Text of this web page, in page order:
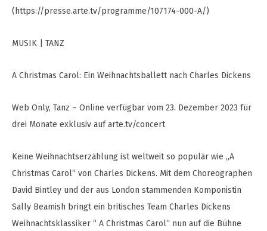
(https://presse.arte.tv/programme/107174-000-A/)
MUSIK | TANZ
A Christmas Carol: Ein Weihnachtsballett nach Charles Dickens
Web Only, Tanz – Online verfügbar vom 23. Dezember 2023 für
drei Monate exklusiv auf arte.tv/concert
Keine Weihnachtserzählung ist weltweit so populär wie „A
Christmas Carol“ von Charles Dickens. Mit dem Choreographen
David Bintley und der aus London stammenden Komponistin
Sally Beamish bringt ein britisches Team Charles Dickens
Weihnachtsklassiker “ A Christmas Carol“ nun auf die Bühne